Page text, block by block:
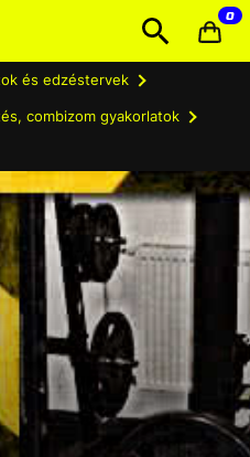
0
és edzéstervek
combizom gyakorlatok